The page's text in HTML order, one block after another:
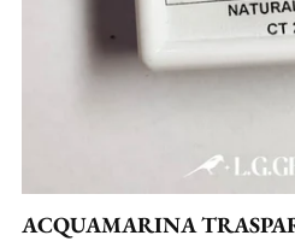
ACQUAMARINA